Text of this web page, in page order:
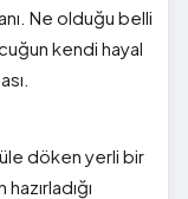
Ne olduğu belli
kendi hayal
döken yerli bir